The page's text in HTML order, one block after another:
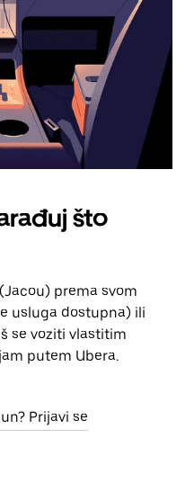
što
prema svom
usluga dostupna) ili
se voziti vlastitim
putem Ubera.
Prijavi se